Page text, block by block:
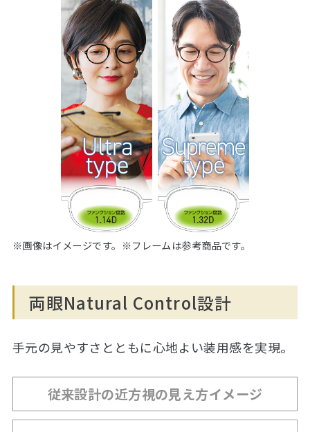
※画像はイメージです。※フレームは参考商品です。
両眼Natural Control設計
手元の見やすさとともに心地よい装用感を実現。
従来設計の近方視の見え方イメージ